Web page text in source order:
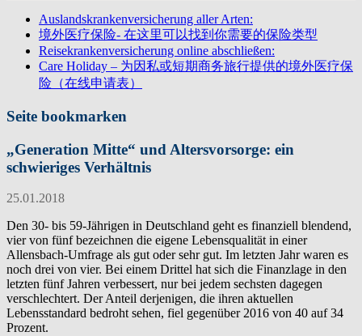
Auslandskrankenversicherung aller Arten:
境外医疗保险- 在这里可以找到你需要的保险类型
Reisekrankenversicherung online abschließen:
Care Holiday – 为因私或短期商务旅行提供的境外医疗保
险（在线申请表）
Seite bookmarken
„Generation Mitte“ und Altersvorsorge: ein
schwieriges Verhältnis
25.01.2018
Den 30- bis 59-Jährigen in Deutschland geht es finanziell blendend,
vier von fünf bezeichnen die eigene Lebensqualität in einer
Allensbach-Umfrage als gut oder sehr gut. Im letzten Jahr waren es
noch drei von vier. Bei einem Drittel hat sich die Finanzlage in den
letzten fünf Jahren verbessert, nur bei jedem sechsten dagegen
verschlechtert. Der Anteil derjenigen, die ihren aktuellen
Lebensstandard bedroht sehen, fiel gegenüber 2016 von 40 auf 34
Prozent.